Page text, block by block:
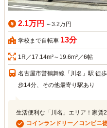
2.1万円 ～3.2万円
学校まで自転車 13分
1R／17.14m²～19.6m²／6帖
名古屋市営鶴舞線「川名」駅 徒
歩14分、その他最寄り駅あり
生活便利な「川名」エリア！家
コインランドリー／コンビニ